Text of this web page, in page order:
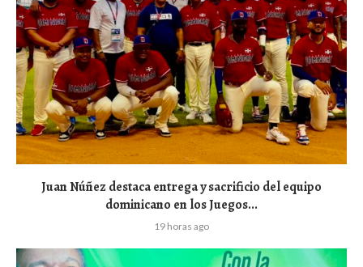
Juan Núñez destaca entrega y sacrificio del equipo
dominicano en los Juegos...
19 horas ago